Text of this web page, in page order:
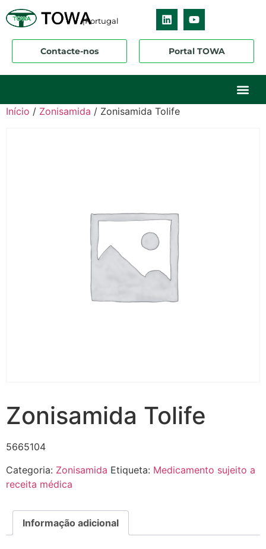
|Portugal
Contacte-nos Portal TOWA
Início / Zonisamida / Zonisamida Tolife
Zonisamida Tolife
5665104
Categoria: Zonisamida Etiqueta: Medicamento sujeito a
receita médica
Informação adicional